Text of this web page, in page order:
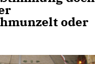
oder